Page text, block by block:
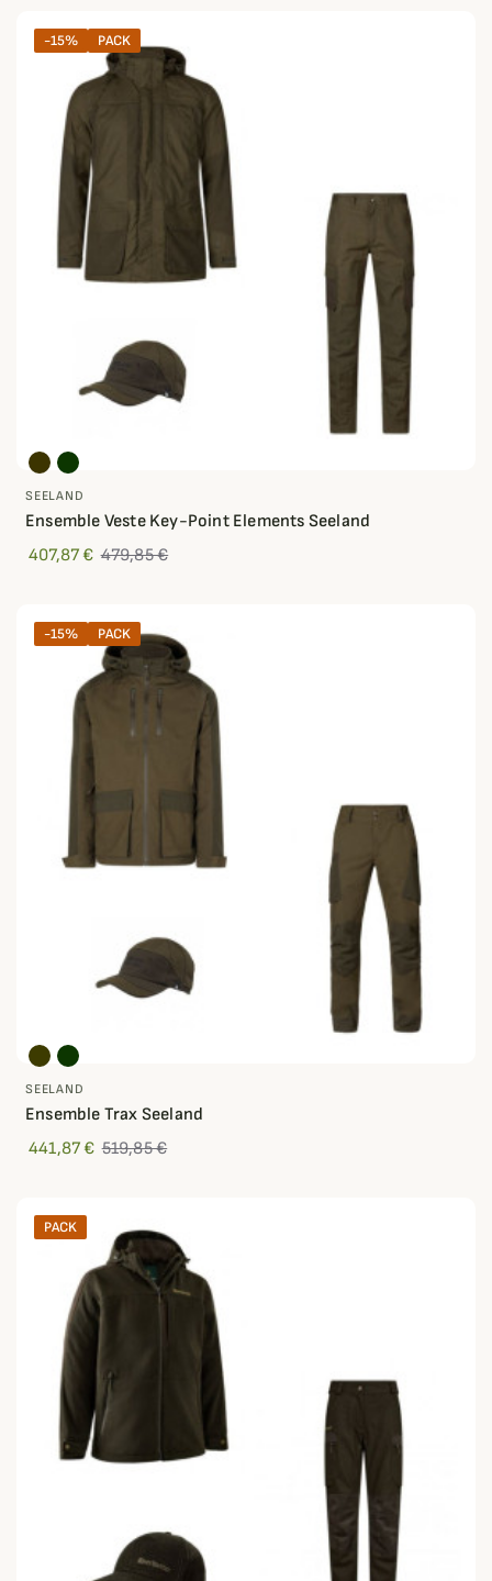
-15% PACK
SEELAND
Ensemble Veste Key-Point Elements Seeland
407,87 € 479,85 €
-15% PACK
SEELAND
Ensemble Trax Seeland
441,87 € 519,85 €
PACK